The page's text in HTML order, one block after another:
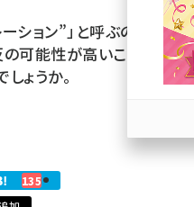
ション”」と呼ぶのでしょ
可能性が高いことを
ょうか。
135